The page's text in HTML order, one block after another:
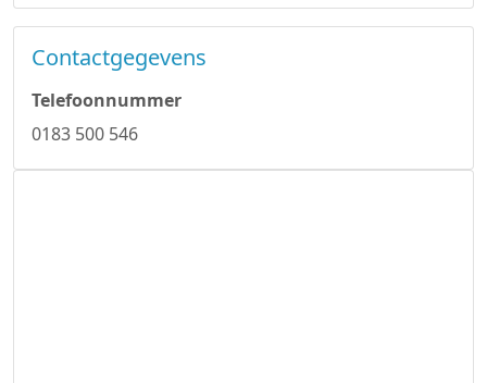
Contactgegevens
Telefoonnummer
0183 500 546